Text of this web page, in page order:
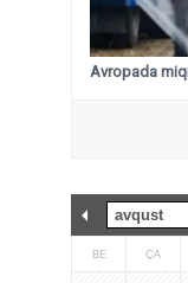
Avropada
BE ÇA